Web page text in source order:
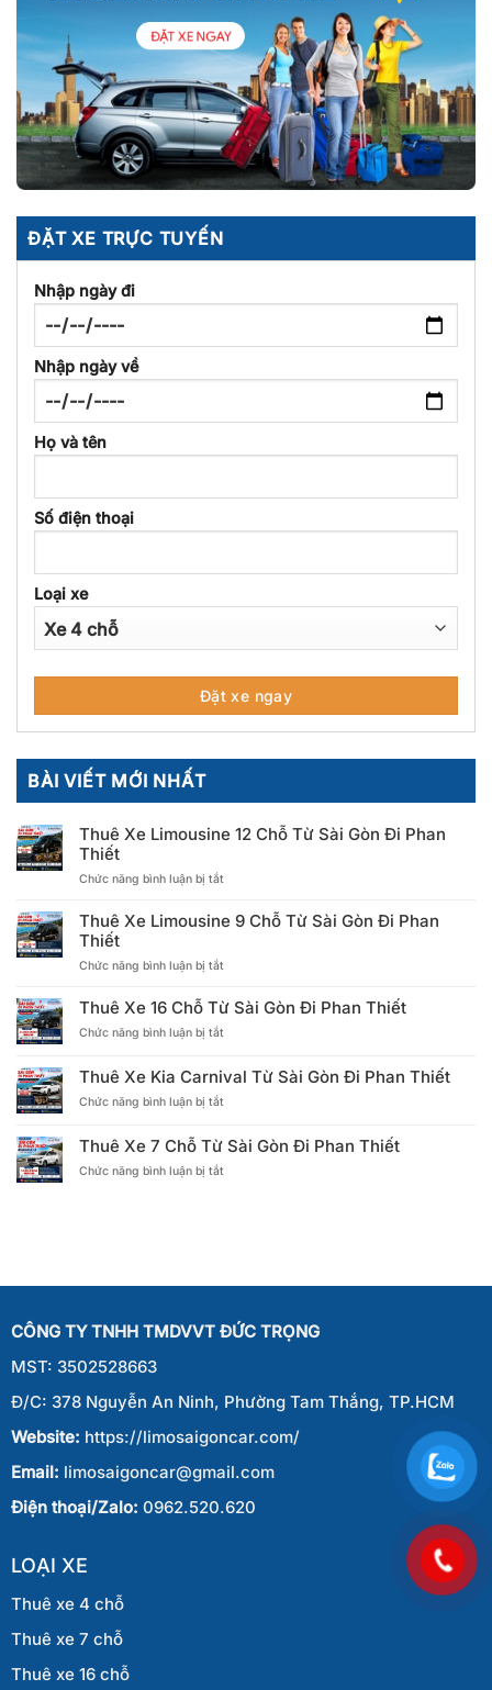
ĐẶT XE TRỰC TUYẾN
Nhập ngày đi
Nhập ngày về
Họ và tên
Số điện thoại
Loại xe
BÀI VIẾT MỚI NHẤT
Thuê Xe Limousine 12 Chỗ Từ Sài Gòn Đi Phan
Thiết
Chức năng bình luận bị tắt
Limousine
Sài
Gòn
Đi
Thiết
Thuê Xe Limousine 9 Chỗ Từ Sài Gòn Đi Phan
Thiết
Chức năng bình luận bị tắt
Xe
Limousine
9
Sài
Gòn
Phan
Thiết
Thuê Xe 16 Chỗ Từ Sài Gòn Đi Phan Thiết
Chức năng bình luận bị tắt
16
Gòn
Đi
Thuê Xe Kia Carnival Từ Sài Gòn Đi Phan Thiết
Chức năng bình luận bị tắt
Kia
Thuê Xe 7 Chỗ Từ Sài Gòn Đi Phan Thiết
Chức năng bình luận bị tắt
Phan
CÔNG TY TNHH TMDVVT ĐỨC TRỌNG
MST: 3502528663
Đ/C: 378 Nguyễn An Ninh, Phường Tam Thắng, TP.HCM
Website: https://limosaigoncar.com/
Email: limosaigoncar@gmail.com
Điện thoại/Zalo: 0962.520.620
LOẠI XE
Thuê xe 4 chỗ
Thuê xe 7 chỗ
Thuê xe 16 chỗ